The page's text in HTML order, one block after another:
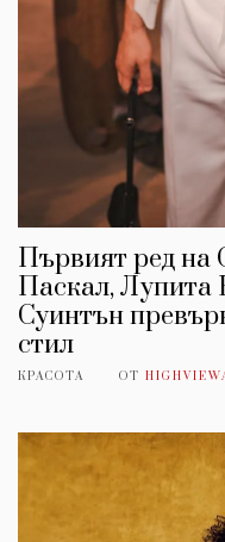
Първият ред на
Паскал, Лупита
Суинтън
стил
КРАСОТА ОТ